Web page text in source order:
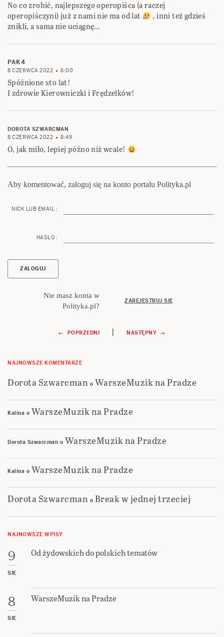
No co zrobić, najlepszego operopiśca (a raczej
operopiśczyni) już z nami nie ma od lat
, inni też gdzieś
znikli, a sama nie uciągnę…
PAK4
8 CZERWCA 2022 6:00
Spóźnione sto lat!
I zdrowie Kierowniczki i Frędzelków!
DOROTA SZWARCMAN
8 CZERWCA 2022
8:49
O, jak miło, lepiej późno niż wcale!
Aby komentować, zaloguj się na konto portalu Polityka.pl
NICK LUB EMAIL :
HASŁO :
Nie masz konta w
Polityka.pl?
ZAREJESTRUJ SIĘ
Nawigacja
wpisu
← POPRZEDNI | NASTĘPNY →
NAJNOWSZE KOMENTARZE
Dorota Szwarcman o WarszeMuzik na Pradze
Kalina o WarszeMuzik na Pradze
Dorota Szwarcman o WarszeMuzik na Pradze
Kalina o WarszeMuzik na Pradze
Dorota Szwarcman o Break w jednej trzeciej
NAJNOWSZE WPISY
9
SIE
Od żydowskich do polskich tematów
8
SIE
WarszeMuzik na Pradze